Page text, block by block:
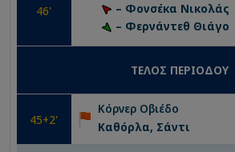
46'
– Φονσέκα Νικολάς
– Φερνάντεθ Θιάγο
ΤΕΛΟΣ ΠΕΡΙΟΔΟΥ
45+2'
Κόρνερ Οβιέδο
Καθόρλα, Σάντι